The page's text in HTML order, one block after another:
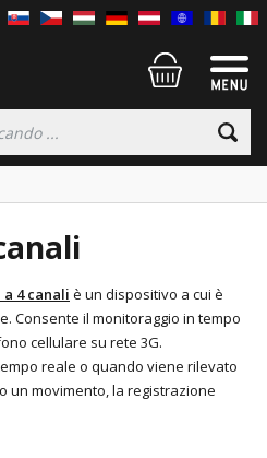
4 canali è un dispositivo a cui è
Consente il monitoraggio in tempo
cellulare su rete 3G.
reale o quando viene rilevato
un movimento, la registrazione